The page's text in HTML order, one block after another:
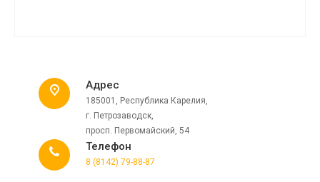
Адрес
185001, Республика Карелия,
г. Петрозаводск,
просп. Первомайский, 54
Телефон
8 (8142) 79-88-87